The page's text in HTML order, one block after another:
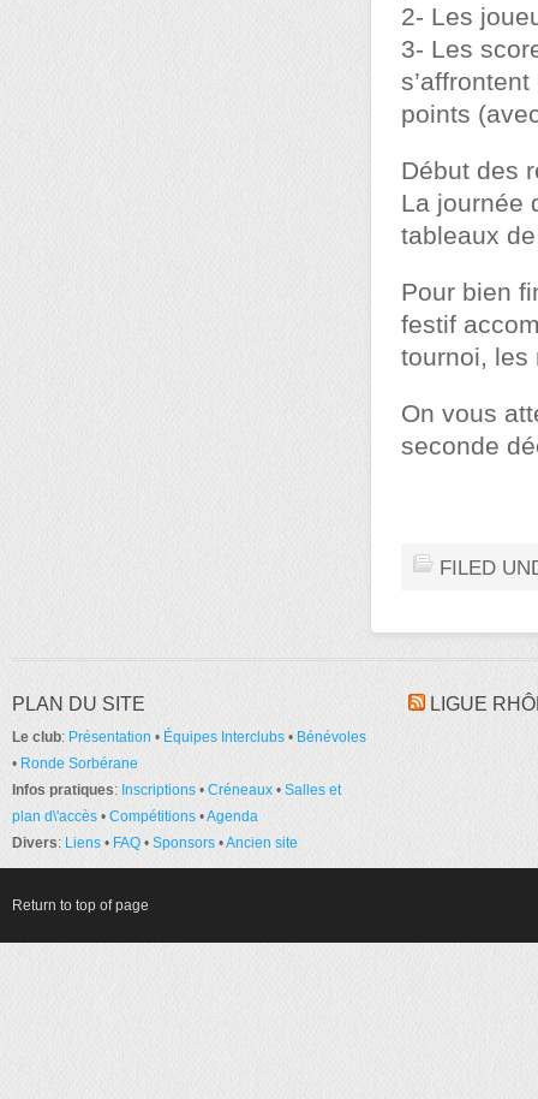
2- Les
3- Les
points
Début des
La journée
tableaux
Pour bien
festif
tournoi, les
On vous
seconde
FILED
PLAN DU SITE
Le club: Présentation • Équipes Interclubs • Bénévoles
• Ronde Sorbérane
Infos pratiques: Inscriptions • Créneaux • Salles et
plan d\'accès • Compétitions •Agenda
Divers: Liens • FAQ • Sponsors •Ancien site
LIGUE
Return to top of page